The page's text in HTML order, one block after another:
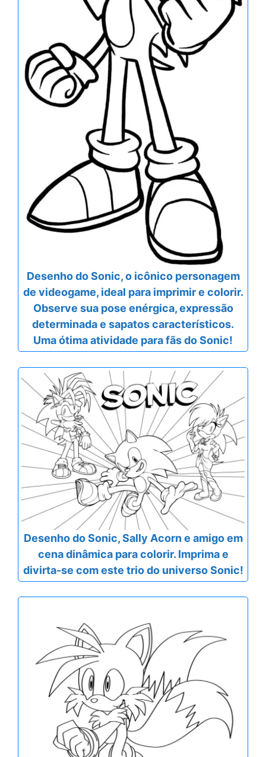
Desenho do Sonic, o icônico personagem
de videogame, ideal para imprimir e colorir.
Observe sua pose enérgica, expressão
determinada e sapatos característicos.
Uma ótima atividade para fãs do Sonic!
Desenho do Sonic, Sally Acorn e amigo em
cena dinâmica para colorir. Imprima e
divirta-se com este trio do universo Sonic!